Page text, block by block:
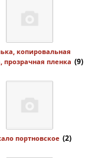
копировальная
прозрачная пленка (9)
портновское (2)